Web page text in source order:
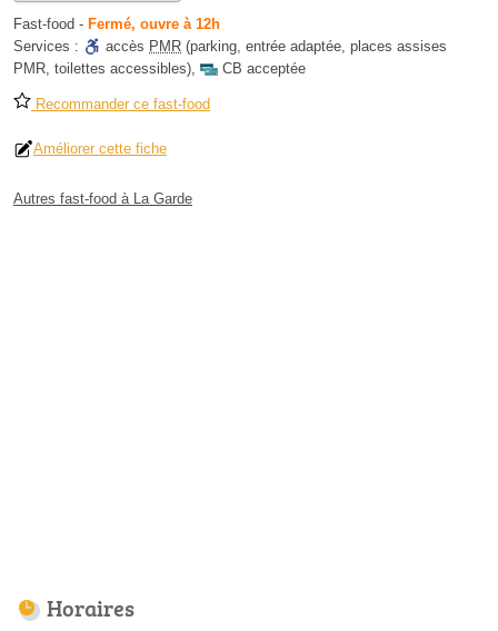
Fast-food - Fermé, ouvre à 12h
Services :
accès PMR (parking, entrée adaptée, places assises
PMR, toilettes accessibles), CB acceptée
Recommander ce fast-food
Améliorer cette fiche
Autres fast-food à La Garde
Horaires